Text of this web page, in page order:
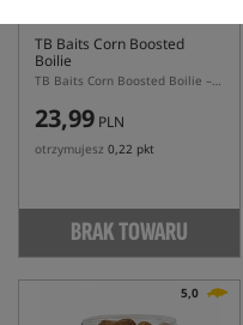
TB Baits Corn Boosted
Boilie
TB Baits Corn Boosted Boilie – tonące kulki przynętowe kukurydza z boosterem
23,99 PLN
otrzymujesz 0,22 pkt
BRAK TOWARU
5,0